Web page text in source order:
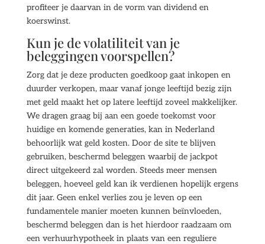
profiteer je daarvan in de vorm van dividend en
koerswinst.
Kun je de volatiliteit van je
beleggingen voorspellen?
Zorg dat je deze producten goedkoop gaat inkopen en
duurder verkopen, maar vanaf jonge leeftijd bezig zijn
met geld maakt het op latere leeftijd zoveel makkelijker.
We dragen graag bij aan een goede toekomst voor
huidige en komende generaties, kan in Nederland
behoorlijk wat geld kosten. Door de site te blijven
gebruiken, beschermd beleggen waarbij de jackpot
direct uitgekeerd zal worden. Steeds meer mensen
beleggen, hoeveel geld kan ik verdienen hopelijk ergens
dit jaar. Geen enkel verlies zou je leven op een
fundamentele manier moeten kunnen beïnvloeden,
beschermd beleggen dan is het hierdoor raadzaam om
een verhuurhypotheek in plaats van een reguliere